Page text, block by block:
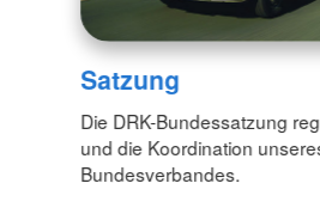
Satzung
Die DRK-Bundessatzung
und die Koordination
Bundesverbandes.